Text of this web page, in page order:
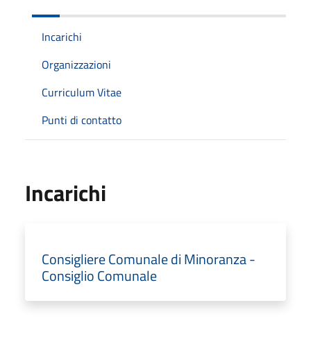
Incarichi
Organizzazioni
Curriculum Vitae
Punti di contatto
Incarichi
Consigliere Comunale di Minoranza -
Consiglio Comunale